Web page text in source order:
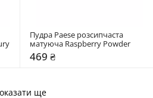
Пудра Paese розсипчаста
матуюча Raspberry Powder
469 ₴
ще